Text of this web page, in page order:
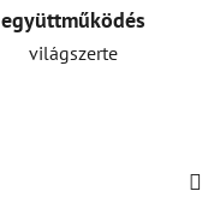
együttműködés
világszerte